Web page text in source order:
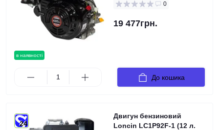
в наявності
0
19 477грн.
До кошика
24
Двигун бензиновий
Loncin LC1P92F-1 (12 л.